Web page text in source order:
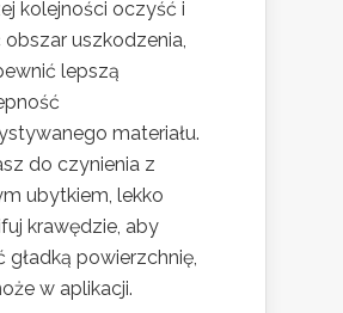
kolejności oczyść i
obszar uszkodzenia,
lepszą
materiału.
do czynienia z
ubytkiem, lekko
krawędzie, aby
gładką powierzchnię,
w aplikacji.